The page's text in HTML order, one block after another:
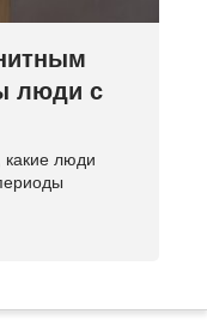
люди с
какие люди